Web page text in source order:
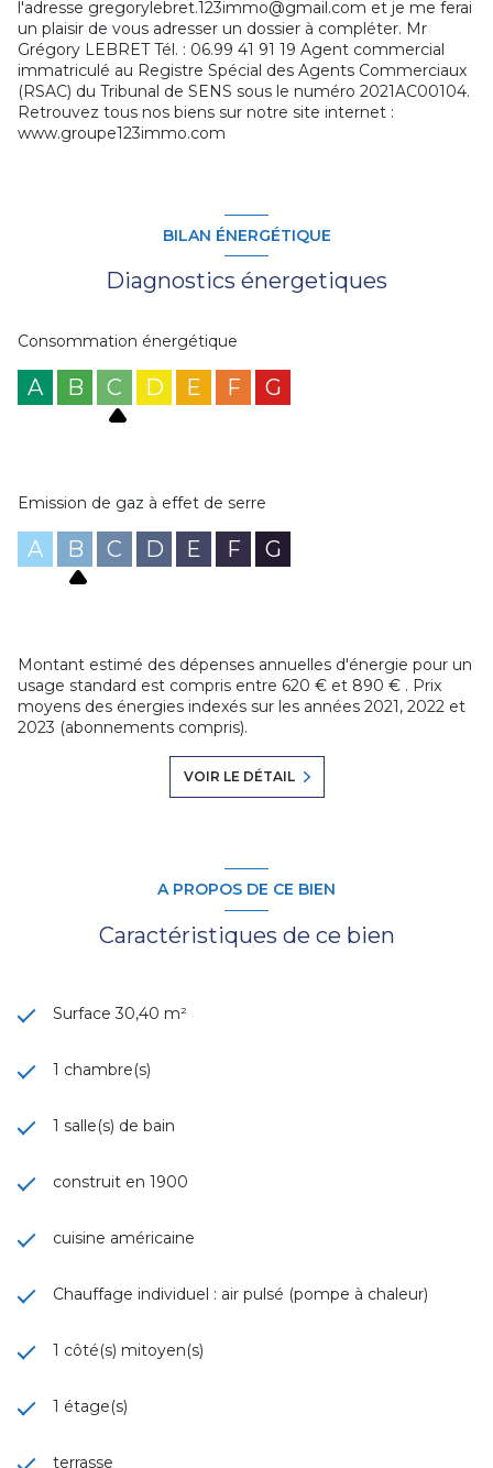
l'adresse gregorylebret.123immo@gmail.com et je me ferai
un plaisir de vous adresser un dossier à compléter. Mr
Grégory LEBRET Tél. : 06.99 41 91 19 Agent commercial
immatriculé au Registre Spécial des Agents Commerciaux
(RSAC) du Tribunal de SENS sous le numéro 2021AC00104.
Retrouvez tous nos biens sur notre site internet :
www.groupe123immo.com
BILAN ÉNERGÉTIQUE
Diagnostics énergetiques
Consommation énergétique
A B C D E F G
Emission de gaz à effet de serre
A B C D E F G
Montant estimé des dépenses annuelles d'énergie pour un
usage standard est compris entre 620 € et 890 € . Prix
moyens des énergies indexés sur les années 2021, 2022 et
2023 (abonnements compris).
VOIR LE DÉTAIL
A PROPOS DE CE BIEN
Caractéristiques de ce bien
Surface 30,40 m²
1 chambre(s)
1 salle(s) de bain
construit en 1900
cuisine américaine
Chauffage individuel : air pulsé (pompe à chaleur)
1 côté(s) mitoyen(s)
1 étage(s)
terrasse